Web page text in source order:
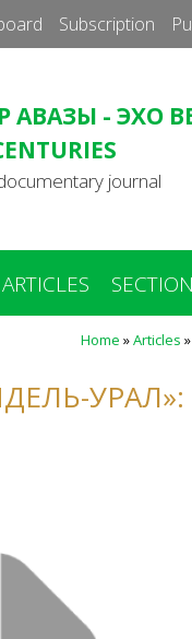
Subscription
АВАЗЫ - ЭХО
journal
ARTICLES
Home »Articles